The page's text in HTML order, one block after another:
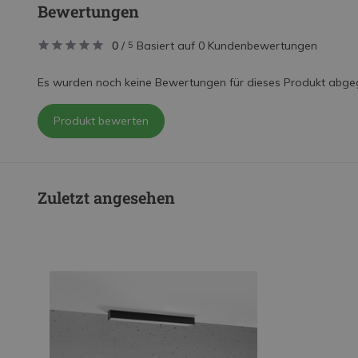
Bewertungen
0 / 5 Basiert auf 0 Kundenbewertungen
Es wurden noch keine Bewertungen für dieses Produkt
Produkt bewerten
Zuletzt angesehen